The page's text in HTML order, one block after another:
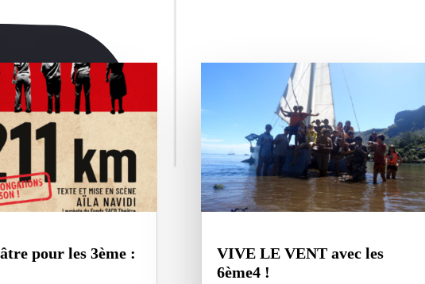
pour les 3ème :
VIVE LE VENT avec les
6ème4 !